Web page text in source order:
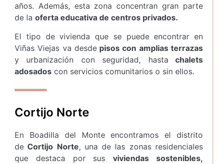
años. Además, esta zona concentran gran parte
de la oferta educativa de centros privados.
El tipo de vivienda que se puede encontrar en
Viñas Viejas va desdepisos con amplias terrazas
y urbanización con seguridad, hasta chalets
adosados con servicios comunitarios o sin ellos.
Cortijo Norte
En Boadilla del Monte encontramos el distrito
de Cortijo Norte, una de las zonas residenciales
que destaca por susviviendas sostenibles,